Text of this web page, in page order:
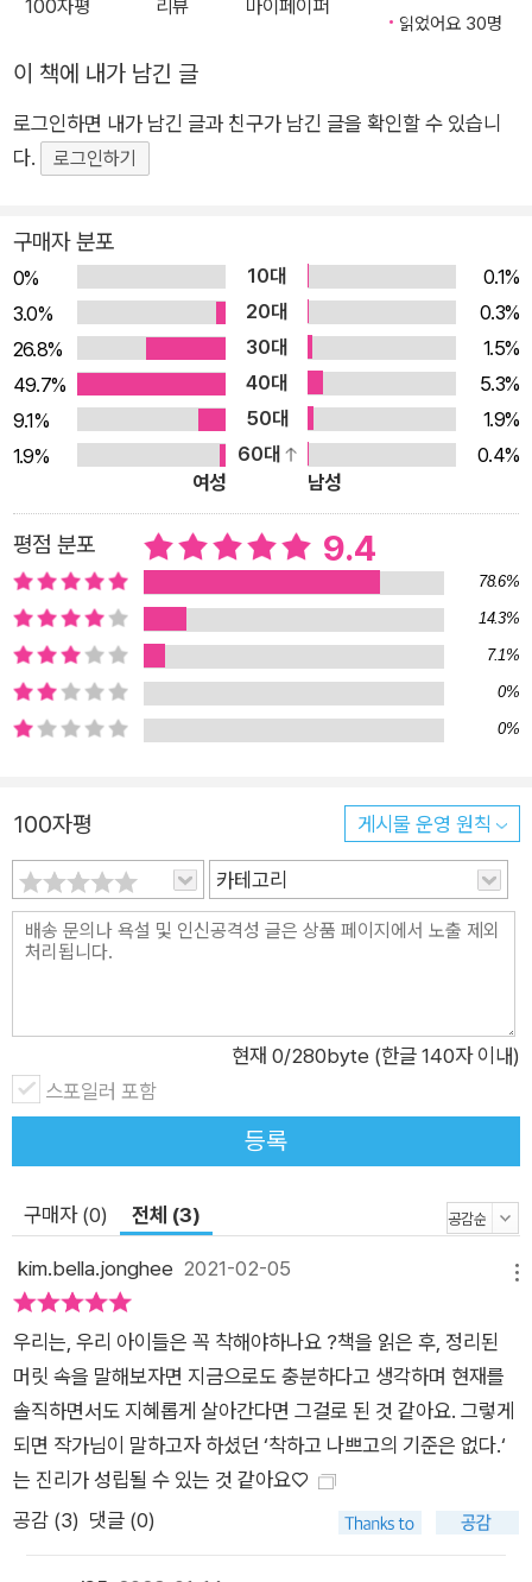
칭찬하며 ‘착한 아이’ 배지를 달아 줍니다. 반면 제시는 아무도 못
말리는 악동입니다. 먹기 싫은 브로콜리는 절대 안 먹고, 밤늦게
입니다. 부모님도 제시한테는 두 손, 두 발을 다 들었습니다. 제시
가 무엇을 하든 제멋대로 굴게 내버려두었지요. 그러던 어느 날
브로콜리를 억지로 먹는 게 달갑지 않습니다. 제시처럼 늦게까지
안 자고 과자를 실컷 먹으며 텔레비전도 보고 싶습니다. 혼자서만
토끼장 청소를 도맡아 하는 것도 어쩐지 억울하다는 생각이 듭니
다. 착한 아이로 살아 봤자 좋을 일이 하나도 없는 것 같습니다.
유진은 마침내 착한 아이 배지를 떼어내 버리고, 더는 착한 아이
로 살지 않기로 합니다. 네 마음이 이끄는 대로 행동하면 돼! 타인
의 관심과 인정을 받기 위해 타인의 말에 무조건 순응하는 경향을
‘착한 아이 증후군’이라고 합니다. 이런 경향이 있는 아이들은 대
개 자신의 감정을 솔직하게 표현하지 못하고, 자신의 욕구를 억누
르며 지나치게 노력하곤 하지요. 이 책의 주인공 유진도 부모의
기대에 부응하기 위해 ‘착한 아이’라는 틀에 스스로를 맞추려 애
씁니다. 반면 동생 제시는 자기 욕구에 충실한 아이입니다. 좋은
것은 좋다고, 싫은 것은 싫다고 분명히 목소리를 내지요. 유진은
자기주장이 분명한 제시를 보며 스스로를 돌아보게 됩니다. 부모
의 입장에서 유진은 정말 손이 안 가는 아이임에 틀림없습니다.
하라는 일은 반드시 하고, 하지 말라는 일은 절대로 안 하고, 말썽
남몰래 속앓이를 합니다. 부모님을 실망시키지 않아야 한다는 생
원하는 것이 무엇인지 혼란스럽기만 합니다. 진짜 나는 사라지고,
그저 말 잘 듣는 착한 아이만 남은 것 같은 기분이 듭니다. 어느
날, 유진은 ‘착한 아이 파업’ 선언을 하고 일부러 못된 행동만 골
엌에 들락거리며 간식도 마음대로 꺼내 먹고, 밤늦게까지 잠도 자
지 않고 시끄럽게 굴었지요. 그래 봤자 유진의 마음은 더 불편하
기만 합니다. 사실 유진은 본디 규칙을 잘 지키고 책임감이 강한
아이입니다. 그동안의 행동들이 모두 칭찬을 받기 위한 것만은 아
니었다는 소리입니다. 정해진 시간에 자고, 정해진 시간에 일어나
고, 꼬박꼬박 손을 씻고, 토끼가 마음껏 뛰어 놀 수 있도록 토끼장
을 깨끗하게 치우는 일이 유진도 좋았던 것입니다. 아이들이 자기
중심이 단단하고 자신을 사랑하는 사람으로 자라려면 자신의 감
정과 생각을 있는 그대로 받아들이고 표현하는 것이 무엇보다 중
요합니다. 주위의 목소리에 신경 쓰기 이전에 자기 내면의 소리를
듣는 힘을 길러야 하는 것이지요. 이 책은 어린이들에게 주위의
기대에 부응하기 위해 ‘착한 아이’라는 틀에 스스로를 끼워 맞추
기보다는 나답게 사는 것이 중요하다는 사실을 알려줍니다. 자신
의 마음을 옥죄는 ‘선(善)’은 진짜 ‘선’이 아닐 수도 있다는 사실도
요. 아울러 양육자들에게는 아이들의 감정과 욕구에 조금 더 세심
정적인 것이든 말이지요. 케이트 그리너웨이 수상 작가 로렌 차일
100자평 리뷰 마이페이퍼
읽었어요 30명
이 책에 내가 남긴 글
로그인하면 내가 남긴 글과 친구가 남긴 글을 확인할 수 있습니
다.
로그인하기
구매자 분포
0% 10대
0.1%
3.0%
20대
0.3%
26.8%
30대
1.5%
49.7%
40대
5.3%
9.1%
50대
1.9%
1.9%
60대
0.4%
여성
남성
평점 분포 9.4
78.6%
14.3%
7.1%
0%
0%
100자평 게시물 운영 원칙
카테고리
현재 0/280byte (한글 140자 이내)
스포일러 포함
등록
구매자 (0) 전체 (3)
kim.bella.jonghee 2021-02-05
우리는, 우리 아이들은 꼭 착해야하나요 ?책을 읽은 후, 정리된
머릿 속을 말해보자면 지금으로도 충분하다고 생각하며 현재를
솔직하면서도 지혜롭게 살아간다면 그걸로 된 것 같아요. 그렇게
되면 작가님이 말하고자 하셨던 ‘착하고 나쁘고의 기준은 없다.‘
는 진리가 성립될 수 있는 것 같아요♡
공감 (3) 댓글 (0)